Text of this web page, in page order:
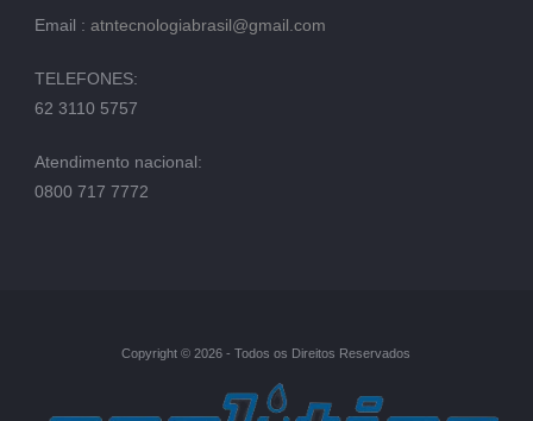
Email : atntecnologiabrasil@gmail.com
TELEFONES:
62 3110 5757
Atendimento nacional:
0800 717 7772
Copyright © 2026 - Todos os Direitos Reservados